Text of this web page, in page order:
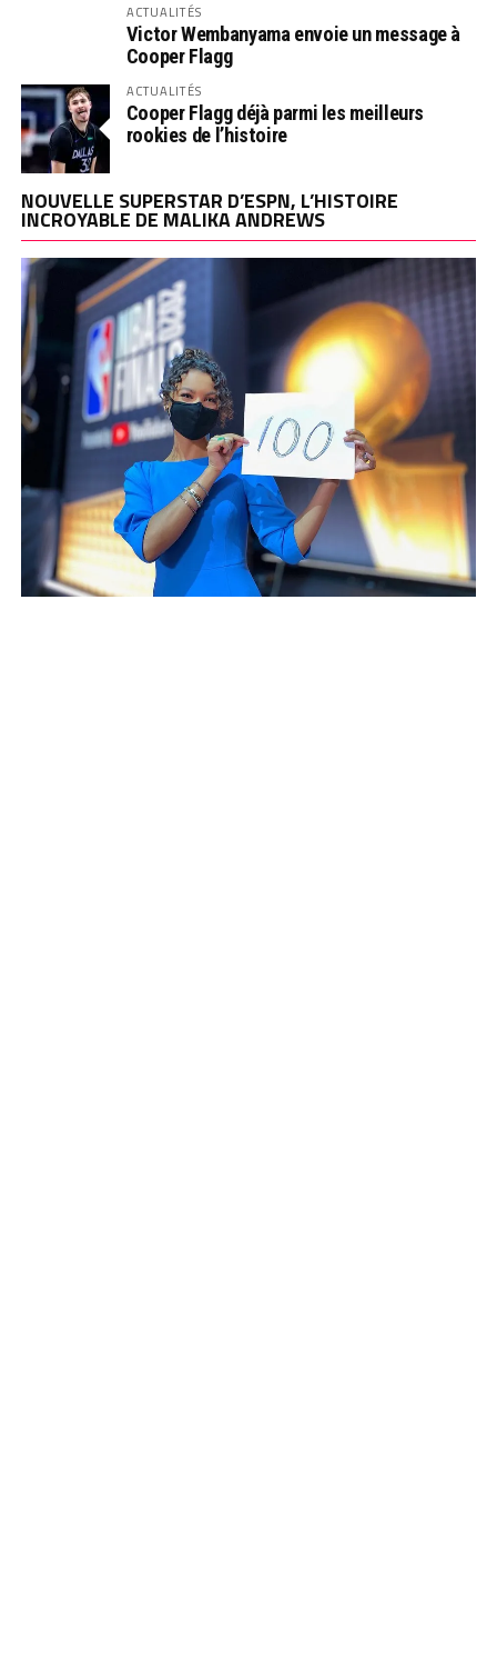
ACTUALITÉS
Victor Wembanyama envoie un message à
Cooper Flagg
ACTUALITÉS
Cooper Flagg déjà parmi les meilleurs
rookies de l’histoire
NOUVELLE SUPERSTAR D’ESPN, L’HISTOIRE
INCROYABLE DE MALIKA ANDREWS